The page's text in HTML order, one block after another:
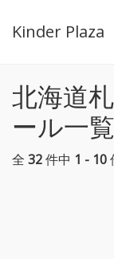
Kinder Plaza
北海道
ール一覧
全 32件中 1 - 10